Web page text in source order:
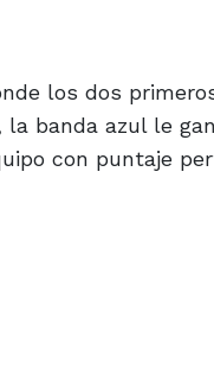
los dos
banda azul le
con puntaje